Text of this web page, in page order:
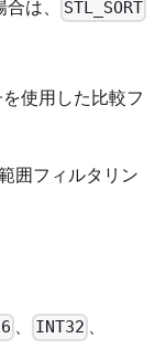
は、 STL_SORT
使用した比較フ
囲フィルタリン
、 INT32 、